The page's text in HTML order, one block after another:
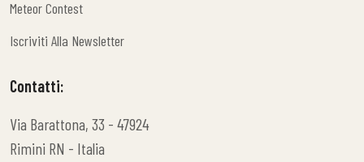
Meteor Contest
Iscriviti Alla Newsletter
Contatti:
Via Barattona, 33 - 47924
Rimini RN - Italia